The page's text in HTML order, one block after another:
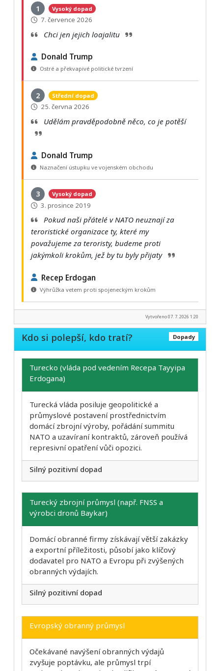
1 Vysoký dopad
7. července 2026
Chci jen jejich loajalitu
Donald Trump
Ostré a překvapivé politické tvrzení
2 Střední dopad
25. června 2026
Udělám pravděpodobně něco, co je potěší
Donald Trump
Naznačení ústupku ve vojenském obchodu
3 Vysoký dopad
3. prosince 2019
Pokud naši přátelé v NATO neuznají za
teroristické organizace ty, které my
považujeme za teroristy, budeme proti
jakýmkoli krokům, jež by tu byly přijaty
Recep Erdogan
Výhrůžka vetem proti spojeneckým krokům
Vytvořeno 07. 7. 2026 1:20
Dopady
Kdo si polepší, kdo tratí?
Turecko (vláda pod vedením Recepa Tayyipa
Erdogana)
Turecká vláda posiluje geopolitické a
průmyslové postavení prostřednictvím
domácí zbrojní výroby, pořádání summitu
NATO a uzavíraní kontraktů, zároveň používá
represivní opatření vůči opozici.
Silný pozitivní dopad
Turecký zbrojní průmysl (např. FNSS a
výrobci dronů Baykar)
Domácí obranné firmy získávají větší zakázky
a exportní příležitosti, působí jako klíčový
dodavatel pro NATO a Evropu při zvýšených
obranných výdajích.
Silný pozitivní dopad
Evropský obranný průmysl
Očekávané navýšení obranných výdajů
zvyšuje poptávku, ale průmysl trpí